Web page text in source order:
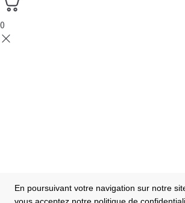
0
En poursuivant votre navigation sur notre